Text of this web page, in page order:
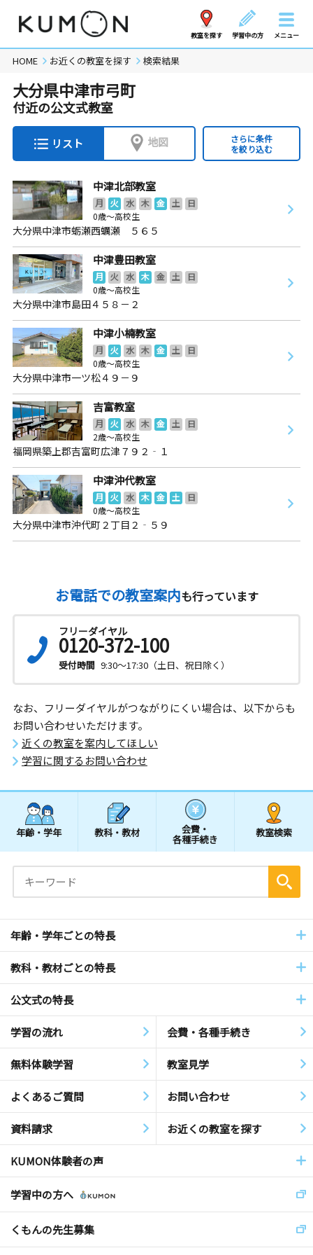
教室を探す 学習中の方 メニュー
HOME お近くの教室を探す 検索結果
大分県中津市弓町
付近の公文式教室
リスト 地図
さらに条件
を絞り込む
中津北部教室
月 火 水 木 金 土
日
0歳～高校生
大分県中津市蛎瀬西蠣瀬 ５６５
中津豊田教室
月 火 水 木 金 土
日
0歳～高校生
大分県中津市島田４５８－２
中津小楠教室
月 火 水 木 金 土
日
0歳～高校生
大分県中津市一ツ松４９－９
吉富教室
月 火 水 木 金 土
日
2歳～高校生
福岡県築上郡吉富町広津７９２‐１
中津沖代教室
月 火 水 木 金 土
日
0歳～高校生
大分県中津市沖代町２丁目２‐５９
お電話での教室案内も行っています
フリーダイヤル
0120-372-100
受付時間 9:30～17:30（土日、祝日除く）
なお、フリーダイヤルがつながりにくい場合は、以下からも
お問い合わせいただけます。
近くの教室を案内してほしい
学習に関するお問い合わせ
年齢・学年 教科・教材 会費・
各種手続き
教室検索
年齢・学年ごとの特長
教科・教材ごとの特長
公文式の特長
学習の流れ 会費・各種手続き
無料体験学習 教室見学
よくあるご質問 お問い合わせ
資料請求 お近くの教室を探す
KUMON体験者の声
学習中の方へ
くもんの先生募集